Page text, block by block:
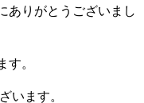
ありがとうございまし
。
います。